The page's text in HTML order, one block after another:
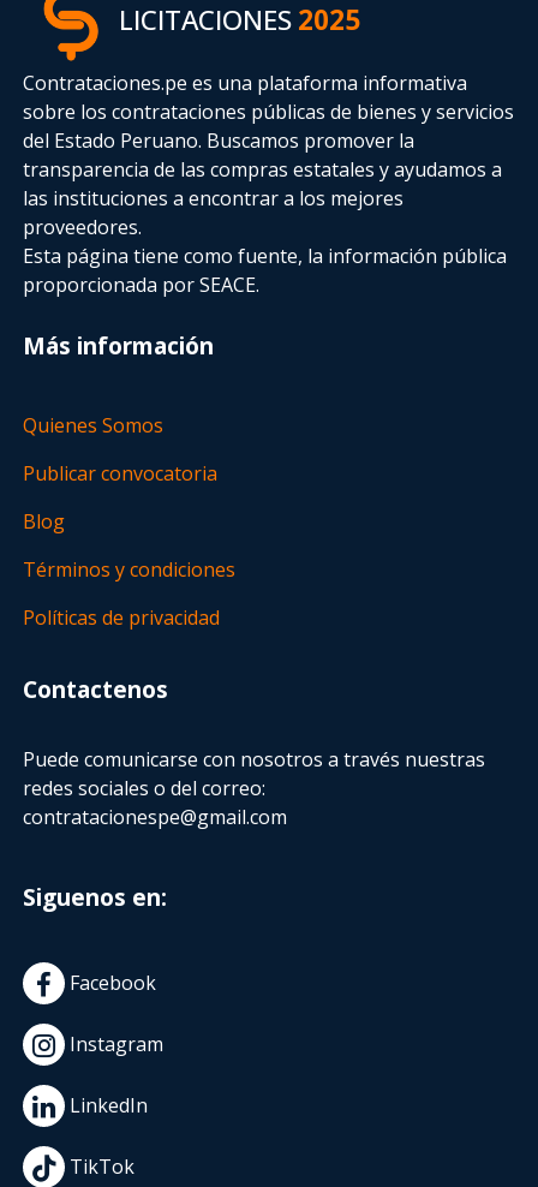
LICITACIONES2025
Contrataciones.pe es una plataforma informativa
sobre los contrataciones públicas de bienes y servicios
del Estado Peruano. Buscamos promover la
transparencia de las compras estatalesy ayudamos a
las instituciones a encontrar a los mejores
proveedores.
Esta página tiene como fuente, la información pública
proporcionada por SEACE.
Más información
Quienes Somos
Publicar convocatoria
Blog
Términos y condiciones
Políticas de privacidad
Contactenos
Puede comunicarse con nosotros a través nuestras
redes sociales o del correo:
contratacionespe@gmail.com
Siguenos en:
Facebook
Instagram
LinkedIn
TikTok